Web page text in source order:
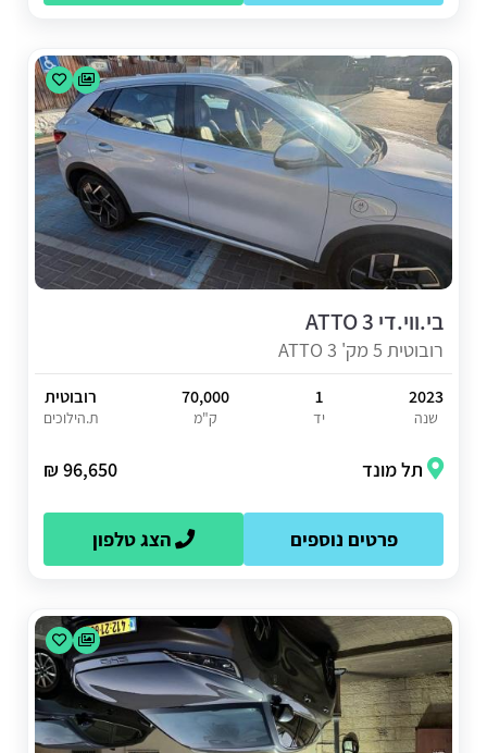
בי.ווי.די ATTO 3
רובוטית 5 מק' ATTO 3
2023
שנה
1
יד
70,000
ק"מ
רובוטית
ת.הילוכים
תל מונד 96,650 ₪
פרטים נוספים הצג טלפון